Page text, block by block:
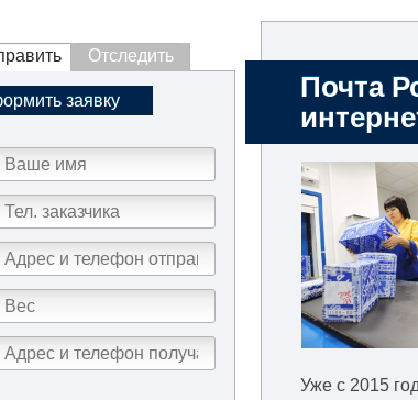
Почта
Уже с 2015
Отследить
заявку